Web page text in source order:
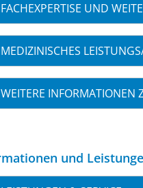
FACHEXPERTISE UND
MEDIZINISCHES
WEITERE INFORMATIONEN
und